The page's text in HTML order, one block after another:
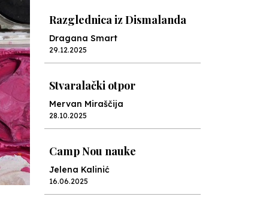
Razglednica iz Dismalanda
Dragana Smart
29.12.2025
Stvaralački otpor
Mervan Miraščija
28.10.2025
Camp Nou nauke
Jelena Kalinić
16.06.2025